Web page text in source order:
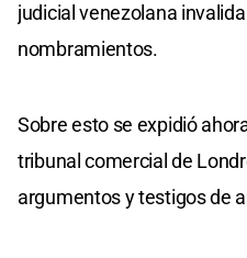
judicial venezolana
nombramientos.
Sobre esto se expidió
tribunal comercial de
argumentos y testigos de